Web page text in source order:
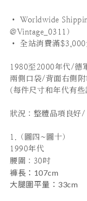
• Worldwide
@Vintage_0311）
• 全站消費滿$3,000
1980至2000年代/德
兩側口袋/背面右側
(每件尺寸和年代有
狀況：整體品項良好/
1.（圖四~圖十）
1990年代
腰圍 ：30吋
褲長 ：107cm
大腿圍平量 ：33cm